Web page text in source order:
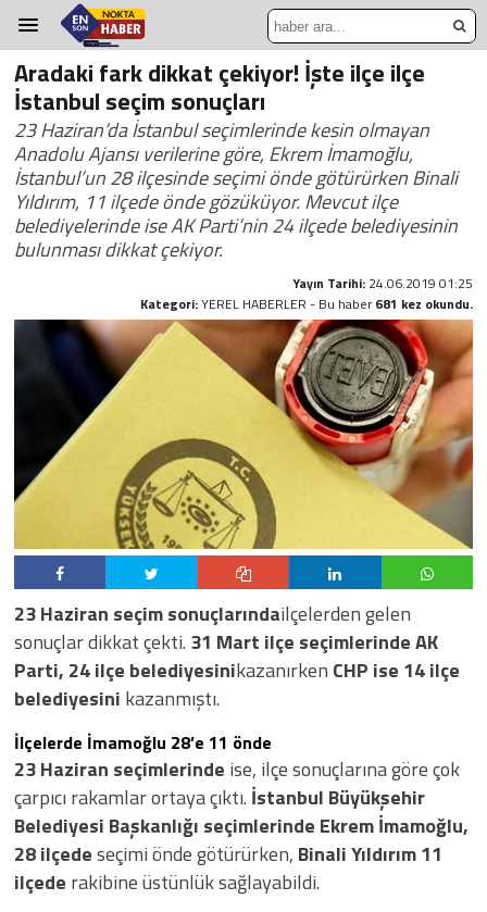
Aradaki fark dikkat çekiyor! İşte ilçe ilçe
İstanbul seçim sonuçları
23 Haziran’da İstanbul seçimlerinde kesin olmayan
Anadolu Ajansı verilerine göre, Ekrem İmamoğlu,
İstanbul’un 28 ilçesinde seçimi önde götürürken Binali
Yıldırım, 11 ilçede önde gözüküyor. Mevcut ilçe
belediyelerinde ise AK Parti’nin 24 ilçede belediyesinin
bulunması dikkat çekiyor.
Yayın Tarihi: 24.06.2019 01:25
Kategori:YEREL HABERLER - Bu haber681 kez okundu.
23 Haziran seçim sonuçlarındailçelerden gelen
sonuçlar dikkat çekti. 31 Mart ilçe seçimlerinde AK
Parti, 24 ilçe belediyesinikazanırken CHP ise 14 ilçe
belediyesini kazanmıştı.
İlçelerde İmamoğlu 28’e 11 önde
23 Haziran seçimlerinde ise, ilçe sonuçlarına göre çok
çarpıcı rakamlar ortaya çıktı. İstanbul Büyükşehir
Belediyesi Başkanlığı seçimlerinde Ekrem İmamoğlu,
28 ilçedeseçimi önde götürürken, Binali Yıldırım 11
ilçede rakibine üstünlük sağlayabildi.